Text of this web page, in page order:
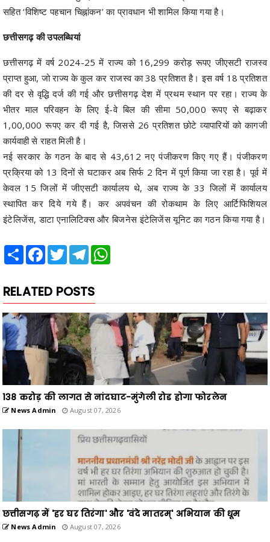
सहित ‘विशिष्ट पहचान चिह्नांकन’ का प्रावधान भी शामिल किया गया है।
छत्तीसगढ़ की उपलब्धियां
छत्तीसगढ़ में वर्ष 2024-25 में राज्य को 16,299 करोड़ रूपए जीएसटी राजस्व
प्राप्त हुआ, जो राज्य के कुल कर राजस्व का 38 प्रतिशत है। इस वर्ष 18 प्रतिशत
की दर से वृद्धि दर्ज की गई और छत्तीसगढ़ देश में प्रथम स्थान पर रहा। राज्य के
भीतर माल परिवहन के लिए ई-वे बिल की सीमा 50,000 रूपए से बढ़ाकर
1,00,000 रूपए कर दी गई है, जिससे 26 प्रतिशत छोटे व्यापारियों को कागजी
कार्यवाही से राहत मिली है।
नई सरकार के गठन के बाद से 43,612 नए पंजीकरण किए गए हैं। पंजीकरण
प्रक्रिया को 13 दिनों से घटाकर अब सिर्फ 2 दिन में पूर्ण किया जा रहा है। पूर्व में
केवल 15 जिलों में जीएसटी कार्यालय थे, अब राज्य के 33 जिलों में कार्यालय
स्थापित कर दिये गये हैं। कर अपवंचन की रोकथाम के लिए आर्टिफिशियल
इंटेलिजेंस, डाटा एनालिटिक्स और बिजनेस इंटेलिजेंस यूनिट का गठन किया गया है।
Share Facebook
TwitterTelegram
RELATED POSTS
138 करोड़ की लागत से नांदघाट-मुंगेली रोड होगा फोरलेन
News Admin August 07, 2026
छत्तीसगढ़ में 'हर घर तिरंगा' और 'वंदे मातरम्' अभियान की धूम
News Admin August 07, 2026